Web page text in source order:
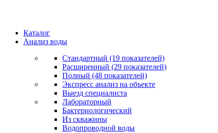
Каталог
Анализ воды
Стандартный (19 показателей)
Расширенный (29 показателей)
Полный (48 показателей)
Экспресс анализ на объекте
Выезд специалиста
Лабораторный
Бактериологический
Из скважины
Водопроводной воды